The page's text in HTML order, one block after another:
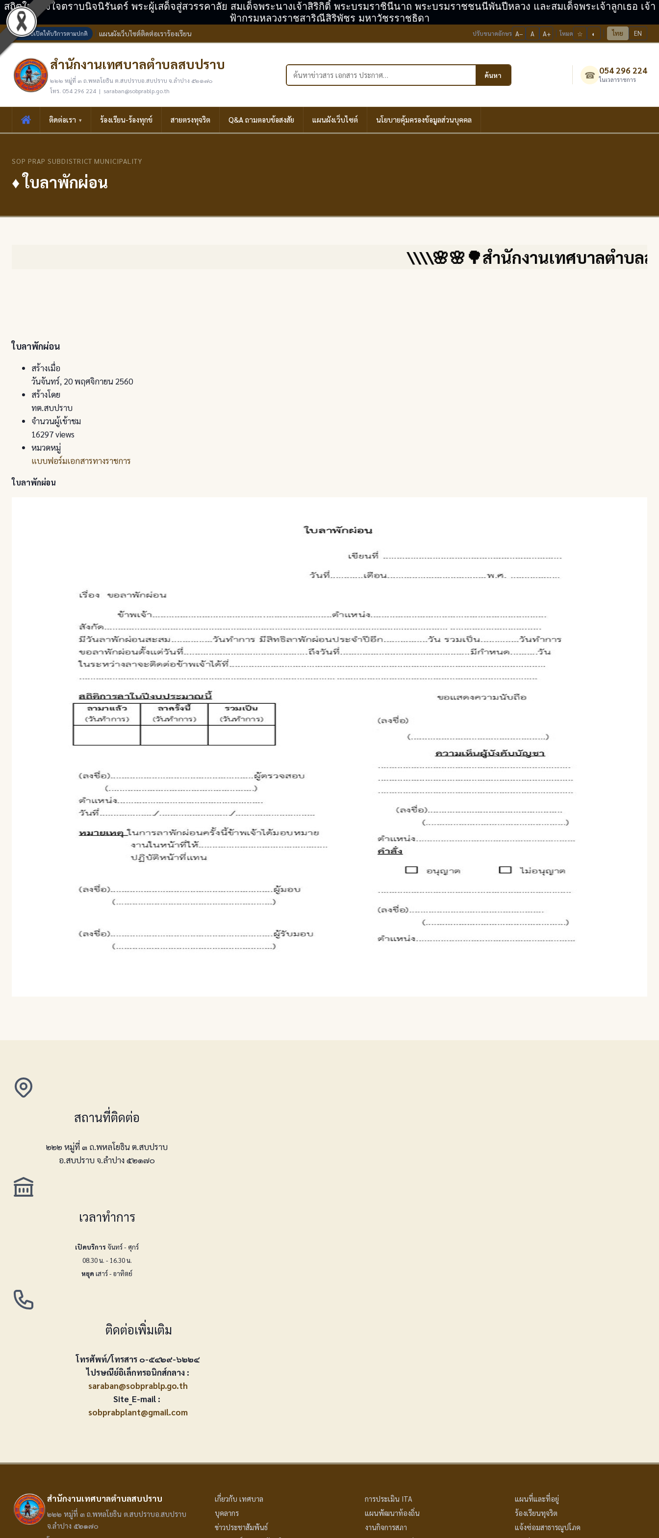
สถิตในดวงใจตราบนิจนิรันดร์ พระผู้เสด็จสู่สวรรคาลัย สมเด็จพระนางเจ้าสิริกิติ์ พระบรมราชินีนาถ พระบรมราชชนนีพันปีหลวง และสมเด็จพระเจ้าลูกเธอ เจ้า
ฟ้ากรมหลวงราชสาริณีสิริพัชร มหาวัชรราชธิดา
ระบบเปิดให้บริการตามปกติ แผนผังเว็บไซต์ติดต่อเราร้องเรียน ปรับขนาดอักษร A− A A+ โหมด ☆ ◐ ไทย EN
สำนักงานเทศบาลตำบลสบปราบ
๒๒๒ หมู่ที่ ๓ ถ.พหลโยธิน ต.สบปราบอ.สบปราบ จ.ลำปาง ๕๒๑๗๐
โทร. 054 296 224 | saraban@sobprablp.go.th
ค้นหาในเว็บไซต์ ค้นหา ☎ 054 296 224
ในเวลาราชการ
ติดต่อเรา ร้องเรียน-ร้องทุกข์ สายตรงทุจริต Q&A ถามตอบข้อสงสัย แผนผังเว็บไซต์ นโยบายคุ้มครองข้อมูลส่วนบุคคล
SOP PRAP SUBDISTRICT MUNICIPALITY
♦ ใบลาพักผ่อน
\\\\🌸🌸🌳สำนักงานเทศบาลตำบลสบ
ใบลาพักผ่อน
สร้างเมื่อ
วันจันทร์, 20 พฤศจิกายน 2560
สร้างโดย
ทต.สบปราบ
จำนวนผู้เข้าชม
16297 views
หมวดหมู่
แบบฟอร์มเอกสารทางราชการ
ใบลาพักผ่อน
สถานที่ติดต่อ
๒๒๒ หมู่ที่ ๓ ถ.พหลโยธิน ต.สบปราบ
อ.สบปราบ จ.ลำปาง ๕๒๑๗๐
เวลาทำการ
เปิดบริการ จันทร์ - ศุกร์
08.30 น. - 16.30 น.
หยุด เสาร์ - อาทิตย์
ติดต่อเพิ่มเติม
โทรศัพท์/โทรสาร ๐-๕๔๒๙-๖๒๒๔
ไปรษณีย์อิเล็กทรอนิกส์กลาง :
saraban@sobprablp.go.th
Site_E-mail :
sobprabplant@gmail.com
สำนักงานเทศบาลตำบลสบปราบ
๒๒๒ หมู่ที่ ๓ ถ.พหลโยธิน ต.สบปราบอ.สบปราบ
จ.ลำปาง ๕๒๑๗๐
เกี่ยวกับ เทศบาล
บุคลากร
ข่าวประชาสัมพันธ์
การประเมิน ITA
แผนพัฒนาท้องถิ่น
งานกิจการสภา
แผนที่และที่อยู่
ร้องเรียนทุจริต
แจ้งซ่อมสาธารณูปโภค